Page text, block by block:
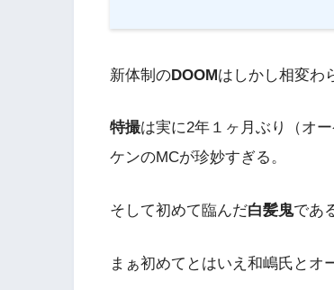
新体制のDOOMはしかし相変わ
特撮は実に2年１ヶ月ぶり（オ
ケンのMCが珍妙すぎる。
そして初めて臨んだ白髪鬼であ
まぁ初めてとはいえ和嶋氏とオ